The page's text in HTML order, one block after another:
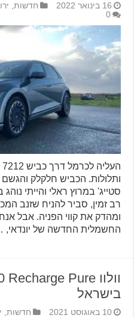
16 בינואר 2022 חדשות,ירוק,
0
ותלולות. הכביש חלקלק והגשם
סטייג' במרוץ ראלי והייתי
רב זמין, סביר להניח שזנב
ומהדק את קווי הפניה. אבל
החשמלית החדשה של יונדאי, …
בישראל
10 באוגוסט 2021 חדשות,